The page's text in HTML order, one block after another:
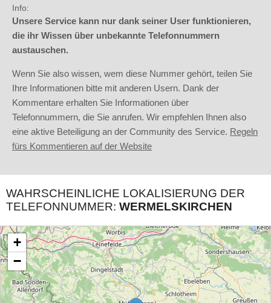
Info:
Unsere Service kann nur dank seiner User funktionieren,
die ihr Wissen über unbekannte Telefonnummern
austauschen.
Wenn Sie also wissen, wem diese Nummer gehört, teilen Sie
Ihre Informationen bitte mit anderen Usern. Dank der
Kommentare erhalten Sie Informationen über
Telefonnummern, die Sie anrufen. Wir empfehlen Ihnen also
eine aktive Beteiligung an der Community des Service. Regeln
fürs Kommentieren auf der Website
WAHRSCHEINLICHE LOKALISIERUNG DER
TELEFONNUMMER: WERMELSKIRCHEN